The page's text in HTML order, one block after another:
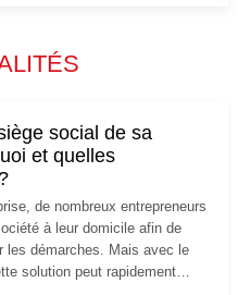
social de sa
et quelles
de nombreux entrepreneurs
à leur domicile afin de
les démarches. Mais avec le
solution peut rapidement